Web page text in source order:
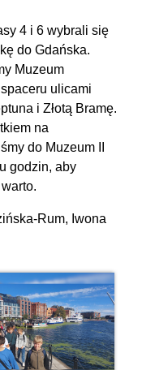
4 i 6 wybrali się
do Gdańska.
Muzeum
ulicami
i Złotą Bramę.
na
do Muzeum II
godzin, aby
Rum, Iwona